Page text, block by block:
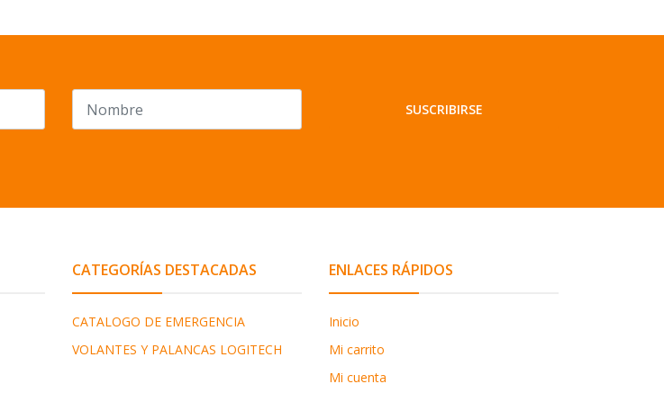
SUSCRIBIRSE
CATEGORÍAS DESTACADAS
CATALOGO DE EMERGENCIA
VOLANTES Y PALANCAS LOGITECH
ENLACES RÁPIDOS
Inicio
Mi carrito
Mi cuenta